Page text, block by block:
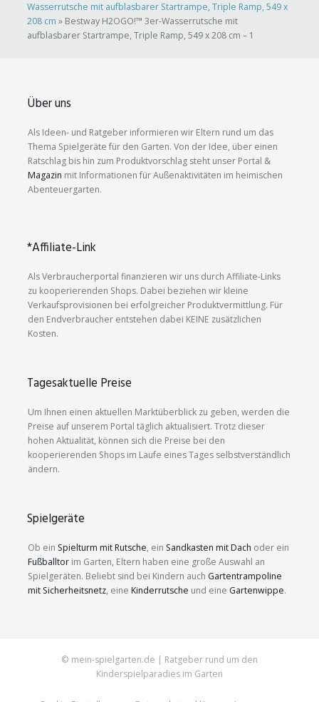
Wasserrutsche mit aufblasbarer Startrampe, Triple Ramp, 549 x
208 cm » Bestway H2OGO!™ 3er-Wasserrutsche mit
aufblasbarer Startrampe, Triple Ramp, 549 x 208 cm – 1
Über uns
Als Ideen- und Ratgeber informieren wir Eltern rund um das
Thema Spielgeräte für den Garten. Von der Idee, über einen
Ratschlag bis hin zum Produktvorschlag steht unser Portal &
Magazin mit Informationen für Außenaktivitäten im heimischen
Abenteuergarten.
*Affiliate-Link
Als Verbraucherportal finanzieren wir uns durch Affiliate-Links
zu kooperierenden Shops. Dabei beziehen wir kleine
Verkaufsprovisionen bei erfolgreicher Produktvermittlung. Für
den Endverbraucher entstehen dabei KEINE zusätzlichen
Kosten.
Tagesaktuelle Preise
Um Ihnen einen aktuellen Marktüberblick zu geben, werden die
Preise auf unserem Portal täglich aktualisiert. Trotz dieser
hohen Aktualität, können sich die Preise bei den
kooperierenden Shops im Laufe eines Tages selbstverständlich
ändern.
Spielgeräte
Ob ein Spielturm mit Rutsche, ein Sandkasten mit Dach oder ein
Fußballtor im Garten, Eltern haben eine große Auswahl an
Spielgeräten. Beliebt sind bei Kindern auch Gartentrampoline
mit Sicherheitsnetz, eine Kinderrutsche und eine Gartenwippe.
© mein-spielgarten.de | Ratgeber rund um den
Kinderspielparadies im Garten